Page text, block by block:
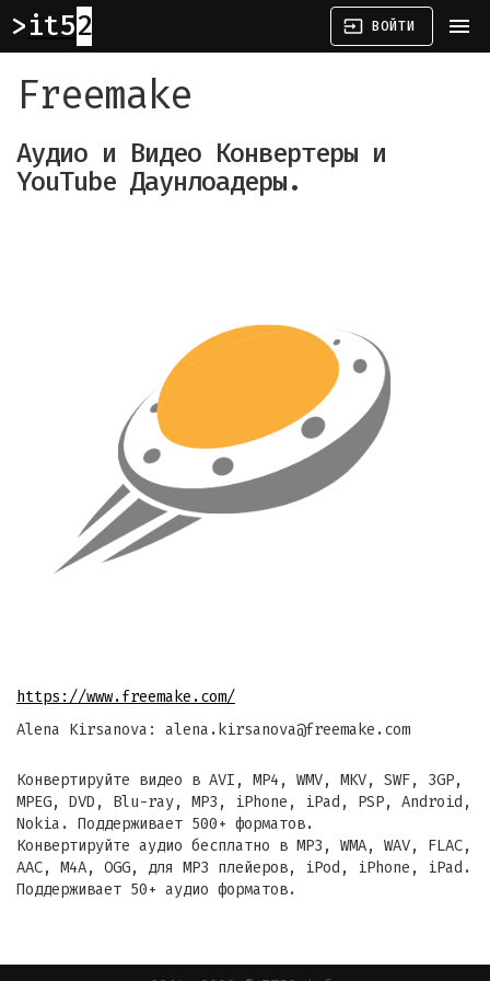
it52 input ВОЙТИ menu
Freemake
Аудио и Видео Конвертеры и
YouTube Даунлоадеры.
https://www.freemake.com/
Alena Kirsanova: alena.kirsanova@freemake.com
Конвертируйте видео в AVI, MP4, WMV, MKV, SWF, 3GP,
MPEG, DVD, Blu-ray, MP3, iPhone, iPad, PSP, Android,
Nokia. Поддерживает 500+ форматов.
Конвертируйте аудио бесплатно в MP3, WMA, WAV, FLAC,
AAC, M4A, OGG, для MP3 плейеров, iPod, iPhone, iPad.
Поддерживает 50+ аудио форматов.